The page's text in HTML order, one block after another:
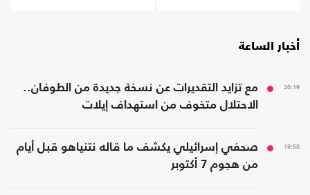
أخبار الساعة
20:19
مع تزايد التقديرات عن نسخة جديدة من الطوفان..
الاحتلال متخوف من استهداف إيلات
19:58
صحفي إسرائيلي يكشف ما قاله نتنياهو قبل أيام
من هجوم 7 أكتوبر